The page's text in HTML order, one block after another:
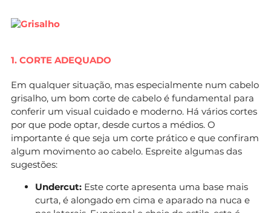
1. CORTE ADEQUADO
Em qualquer situação, mas especialmente num cabelo
grisalho, um bom corte de cabelo é fundamental para
conferir um visual cuidado e moderno. Há vários cortes
por que pode optar, desde curtos a médios. O
importante é que seja um corte prático e que confiram
algum movimento ao cabelo. Espreite algumas das
sugestões:
Undercut: Este corte apresenta uma base mais
curta, é alongado em cima e aparado na nuca e